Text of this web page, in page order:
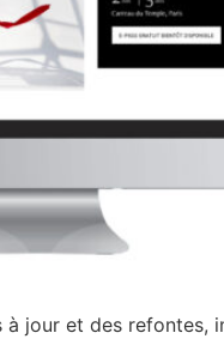
à jour et des refontes,